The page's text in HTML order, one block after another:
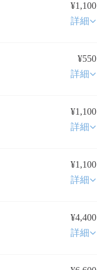
¥1,100
詳細
¥550
詳細
¥1,100
詳細
¥1,100
詳細
¥4,400
詳細